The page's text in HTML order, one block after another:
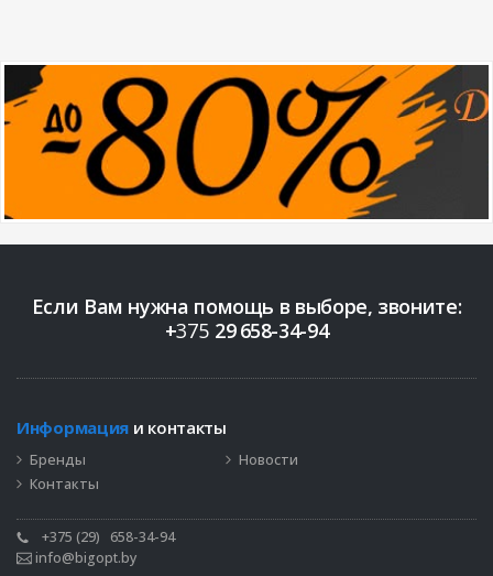
Если Вам нужна помощь в выборе, звоните:
+375 29658-34-94
Информация и контакты
Бренды
Новости
Контакты
+375 (29)
658-34-94
info@bigopt.by